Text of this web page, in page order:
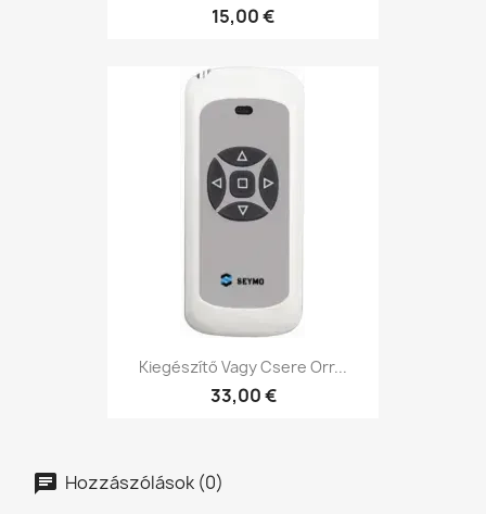
15,00 €
Kiegészítő Vagy Csere Orr...
33,00 €
Hozzászólások (0)